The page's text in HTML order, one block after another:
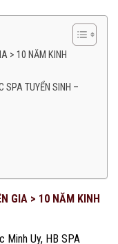
> 10 NĂM KINH
SPA TUYỂN SINH –
GIA > 10 NĂM KINH
Uy, HB SPA